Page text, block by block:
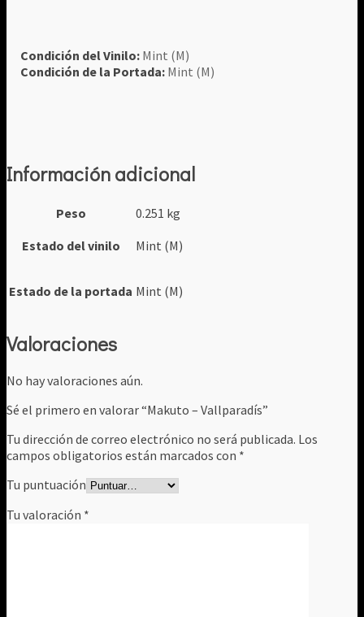
Condición del Vinilo: Mint (M)
Condición de la Portada: Mint (M)
Información adicional
Peso
0.251 kg
Estado del vinilo
Mint (M)
Estado de la portada Mint (M)
Valoraciones
No hay valoraciones aún.
Sé el primero en valorar “Makuto – Vallparadís”
Tu dirección de correo electrónico no será publicada. Los
campos obligatorios están marcados con *
Tu puntuación
Tu valoración *